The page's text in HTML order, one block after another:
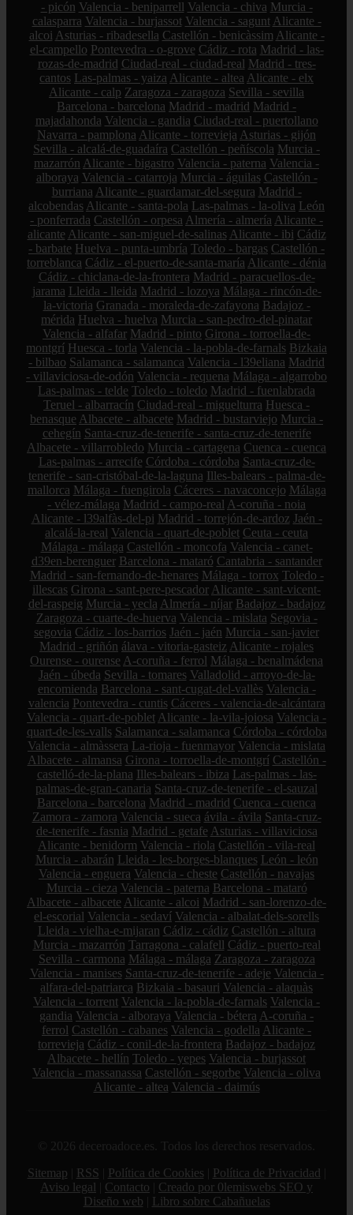
- picón Valencia - beniparrell Valencia - chiva Murcia -
calasparra Valencia - burjassot Valencia - sagunt Alicante -
alcoi Asturias - ribadesella Castellón - benicàssim Alicante -
el-campello Pontevedra - o-grove Cádiz - rota Madrid - las-
rozas-de-madrid Ciudad-real - ciudad-real Madrid - tres-
cantos Las-palmas - yaiza Alicante - altea Alicante - elx
Alicante - calp Zaragoza - zaragoza Sevilla - sevilla
Barcelona - barcelona Madrid - madrid Madrid -
majadahonda Valencia - gandia Ciudad-real - puertollano
Navarra - pamplona Alicante - torrevieja Asturias - gijón
Sevilla - alcalá-de-guadaíra Castellón - peñíscola Murcia -
mazarrón Alicante - bigastro Valencia - paterna Valencia -
alboraya Valencia - catarroja Murcia - águilas Castellón -
burriana Alicante - guardamar-del-segura Madrid -
alcobendas Alicante - santa-pola Las-palmas - la-oliva León
- ponferrada Castellón - orpesa Almería - almería Alicante -
alicante Alicante - san-miguel-de-salinas Alicante - ibi Cádiz
- barbate Huelva - punta-umbría Toledo - bargas Castellón -
torreblanca Cádiz - el-puerto-de-santa-maría Alicante - dénia
Cádiz - chiclana-de-la-frontera Madrid - paracuellos-de-
jarama Lleida - lleida Madrid - lozoya Málaga - rincón-de-
la-victoria Granada - moraleda-de-zafayona Badajoz -
mérida Huelva - huelva Murcia - san-pedro-del-pinatar
Valencia - alfafar Madrid - pinto Girona - torroella-de-
montgrí Huesca - torla Valencia - la-pobla-de-farnals Bizkaia
- bilbao Salamanca - salamanca Valencia - l39eliana Madrid
- villaviciosa-de-odón Valencia - requena Málaga - algarrobo
Las-palmas - telde Toledo - toledo Madrid - fuenlabrada
Teruel - albarracín Ciudad-real - miguelturra Huesca -
benasque Albacete - albacete Madrid - bustarviejo Murcia -
cehegín Santa-cruz-de-tenerife - santa-cruz-de-tenerife
Albacete - villarrobledo Murcia - cartagena Cuenca - cuenca
Las-palmas - arrecife Córdoba - córdoba Santa-cruz-de-
tenerife - san-cristóbal-de-la-laguna Illes-balears - palma-de-
mallorca Málaga - fuengirola Cáceres - navaconcejo Málaga
- vélez-málaga Madrid - campo-real A-coruña - noia
Alicante - l39alfàs-del-pi Madrid - torrejón-de-ardoz Jaén -
alcalá-la-real Valencia - quart-de-poblet Ceuta - ceuta
Málaga - málaga Castellón - moncofa Valencia - canet-
d39en-berenguer Barcelona - mataró Cantabria - santander
Madrid - san-fernando-de-henares Málaga - torrox Toledo -
illescas Girona - sant-pere-pescador Alicante - sant-vicent-
del-raspeig Murcia - yecla Almería - níjar Badajoz - badajoz
Zaragoza - cuarte-de-huerva Valencia - mislata Segovia -
segovia Cádiz - los-barrios Jaén - jaén Murcia - san-javier
Madrid - griñón álava - vitoria-gasteiz Alicante - rojales
Ourense - ourense A-coruña - ferrol Málaga - benalmádena
Jaén - úbeda Sevilla - tomares Valladolid - arroyo-de-la-
encomienda Barcelona - sant-cugat-del-vallès Valencia -
valencia Pontevedra - cuntis Cáceres - valencia-de-alcántara
Valencia - quart-de-poblet Alicante - la-vila-joiosa Valencia -
quart-de-les-valls Salamanca - salamanca Córdoba - córdoba
Valencia - almàssera La-rioja - fuenmayor Valencia - mislata
Albacete - almansa Girona - torroella-de-montgrí Castellón -
castelló-de-la-plana Illes-balears - ibiza Las-palmas - las-
palmas-de-gran-canaria Santa-cruz-de-tenerife - el-sauzal
Barcelona - barcelona Madrid - madrid Cuenca - cuenca
Zamora - zamora Valencia - sueca ávila - ávila Santa-cruz-
de-tenerife - fasnia Madrid - getafe Asturias - villaviciosa
Alicante - benidorm Valencia - riola Castellón - vila-real
Murcia - abarán Lleida - les-borges-blanques León - león
Valencia - enguera Valencia - cheste Castellón - navajas
Murcia - cieza Valencia - paterna Barcelona - mataró
Albacete - albacete Alicante - alcoi Madrid - san-lorenzo-de-
el-escorial Valencia - sedaví Valencia - albalat-dels-sorells
Lleida - vielha-e-mijaran Cádiz - cádiz Castellón - altura
Murcia - mazarrón Tarragona - calafell Cádiz - puerto-real
Sevilla - carmona Málaga - málaga Zaragoza - zaragoza
Valencia - manises Santa-cruz-de-tenerife - adeje Valencia -
alfara-del-patriarca Bizkaia - basauri Valencia - alaquàs
Valencia - torrent Valencia - la-pobla-de-farnals Valencia -
gandia Valencia - alboraya Valencia - bétera A-coruña -
ferrol Castellón - cabanes Valencia - godella Alicante -
torrevieja Cádiz - conil-de-la-frontera Badajoz - badajoz
Albacete - hellín Toledo - yepes Valencia - burjassot
Valencia - massanassa Castellón - segorbe Valencia - oliva
Alicante - altea Valencia - daimús
© 2026 deceroadoce.es. Todos los derechos reservados.
Sitemap
RSS Política de Cookies Política de Privacidad
Aviso legal
Contacto
Creado por 0lemiswebs SEO y
Diseño web
Libro sobre Cabañuelas